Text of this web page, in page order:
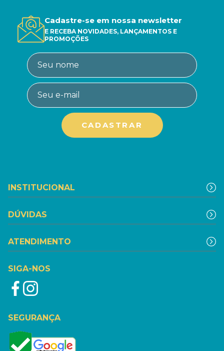
Cadastre-se em nossa newsletter
E RECEBA NOVIDADES, LANÇAMENTOS E
PROMOÇÕES
INSTITUCIONAL
DÚVIDAS
ATENDIMENTO
SIGA-NOS
SEGURANÇA